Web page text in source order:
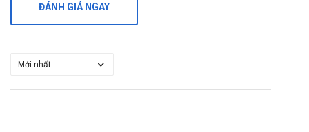
ĐÁNH GIÁ NGAY